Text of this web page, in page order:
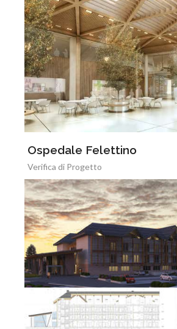
Ospedale Felettino
Verifica di Progetto